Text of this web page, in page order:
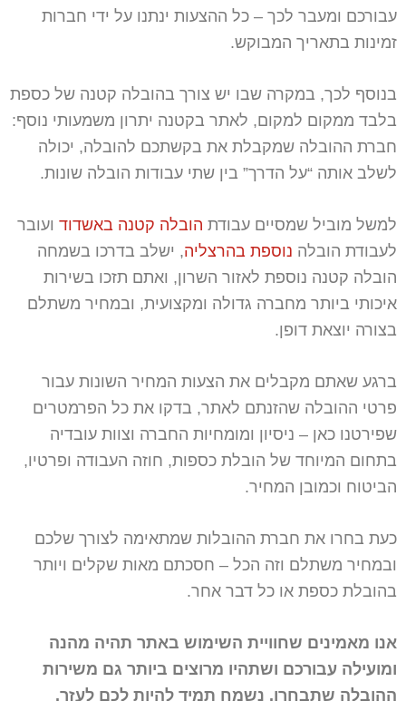
עבורכם ומעבר לכך – כל ההצעות ינתנו על ידי חברות
זמינות בתאריך המבוקש.
בנוסף לכך, במקרה שבו יש צורך בהובלה קטנה של כספת
בלבד ממקום למקום, לאתר בקטנה יתרון משמעותי נוסף:
חברת ההובלה שמקבלת את בקשתכם להובלה, יכולה
לשלב אותה “על הדרך” בין שתי עבודות הובלה שונות.
למשל מוביל שמסיים עבודת הובלה קטנה באשדוד ועובר
לעבודת הובלה נוספת בהרצליה, ישלב בדרכו בשמחה
הובלה קטנה נוספת לאזור השרון, ואתם תזכו בשירות
איכותי ביותר מחברה גדולה ומקצועית, ובמחיר משתלם
בצורה יוצאת דופן.
ברגע שאתם מקבלים את הצעות המחיר השונות עבור
פרטי ההובלה שהזנתם לאתר, בדקו את כל הפרמטרים
שפירטנו כאן – ניסיון ומומחיות החברה וצוות עובדיה
בתחום המיוחד של הובלת כספות, חוזה העבודה ופרטיו,
הביטוח וכמובן המחיר.
כעת בחרו את חברת ההובלות שמתאימה לצורך שלכם
ובמחיר משתלם וזה הכל – חסכתם מאות שקלים ויותר
בהובלת כספת או כל דבר אחר.
אנו מאמינים שחוויית השימוש באתר תהיה מהנה
ומועילה עבורכם ושתהיו מרוצים ביותר גם משירות
ההובלה שתבחרו. נשמח תמיד להיות לכם לעזר.